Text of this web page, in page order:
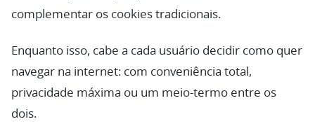
complementar os cookies tradicionais.
Enquanto isso, cabe a cada usuário decidir como quer
navegar na internet: com conveniência total,
privacidade máxima ou um meio-termo entre os
dois.